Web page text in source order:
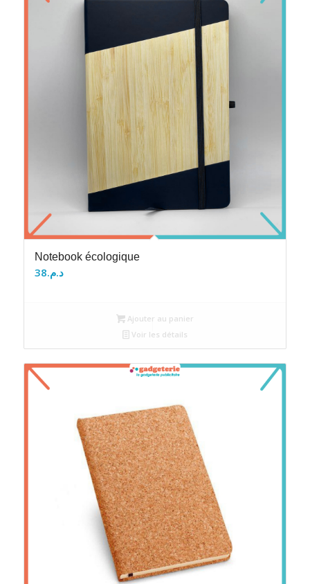
Notebook écologique
د.م.38
Ajouter au panier
Voir les détails